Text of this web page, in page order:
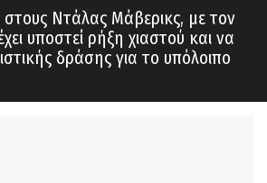
Ντάλας Μάβερικς, με τον
υποστεί ρήξη χιαστού και να
δράσης για το υπόλοιπο